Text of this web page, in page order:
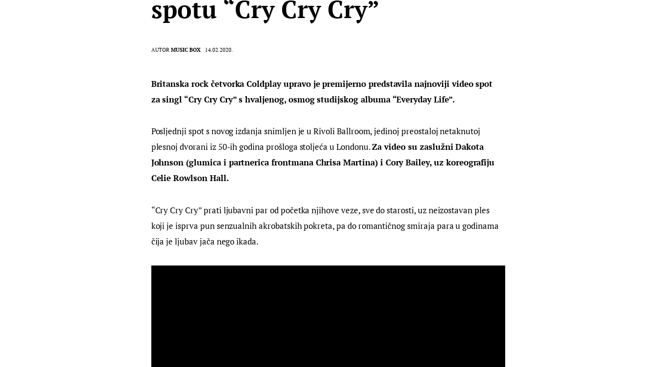
spotu “Cry Cry Cry”
AUTOR MUSIC BOX 14.02.2020.
Britanska rock četvorka Coldplay upravo je premijerno predstavila najnoviji video spot
za singl “Cry Cry Cry” s hvaljenog, osmog studijskog albuma “Everyday Life”.
Posljednji spot s novog izdanja snimljen je u Rivoli Ballroom, jedinoj preostaloj netaknutoj
plesnoj dvorani iz 50-ih godina prošloga stoljeća u Londonu. Za video su zaslužni Dakota
Johnson (glumica i partnerica frontmana Chrisa Martina) i Cory Bailey, uz koreografiju
Celie Rowlson Hall.
“Cry Cry Cry” prati ljubavni par od početka njihove veze, sve do starosti, uz neizostavan ples
koji je isprva pun senzualnih akrobatskih pokreta, pa do romantičnog smiraja para u godinama
čija je ljubav jača nego ikada.